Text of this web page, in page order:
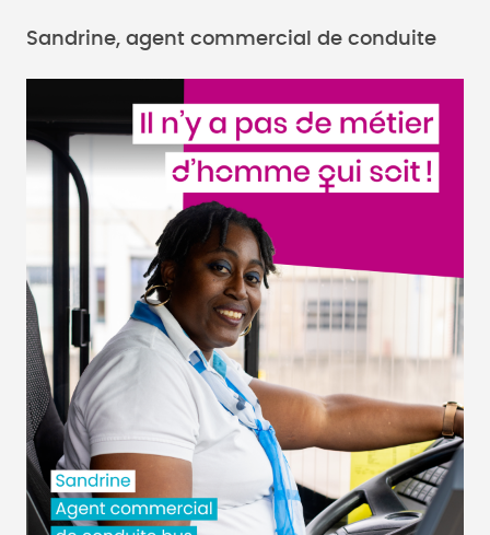
Sandrine, agent commercial de conduite